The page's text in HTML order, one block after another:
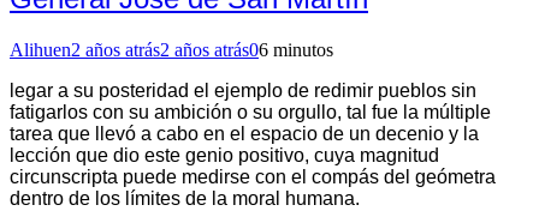
Alihuen2 años atrás2 años atrás06 minutos
legar a su posteridad el ejemplo de redimir pueblos sin
fatigarlos con su ambición o su orgullo, tal fue la múltiple
tarea que llevó a cabo en el espacio de un decenio y la
lección que dio este genio positivo, cuya magnitud
circunscripta puede medirse con el compás del geómetra
dentro de los límites de la moral humana.